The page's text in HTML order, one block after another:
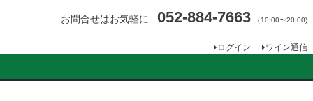
お問合せはお気軽に 052-884-7663 （10:00〜20:00)
ログイン ワイン通信